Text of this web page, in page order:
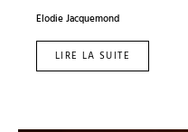
Elodie Jacquemond
LIRE LA SUITE